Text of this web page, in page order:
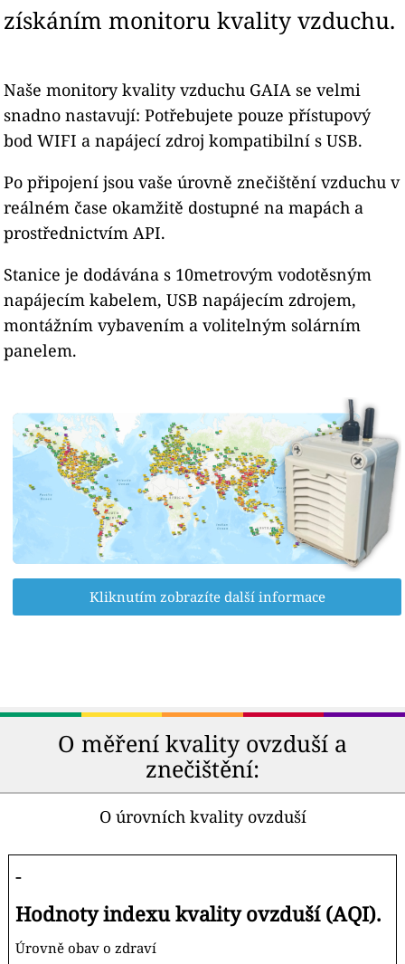
získáním monitoru kvality vzduchu.
Naše monitory kvality vzduchu GAIA se velmi
snadno nastavují: Potřebujete pouze přístupový
bod WIFI a napájecí zdroj kompatibilní s USB.
Po připojení jsou vaše úrovně znečištění vzduchu v
reálném čase okamžitě dostupné na mapách a
prostřednictvím API.
Stanice je dodávána s 10metrovým vodotěsným
napájecím kabelem, USB napájecím zdrojem,
montážním vybavením a volitelným solárním
panelem.
Kliknutím zobrazíte další informace
O měření kvality ovzduší a
znečištění:
O úrovních kvality ovzduší
-
Hodnoty indexu kvality ovzduší (AQI).
Úrovně obav o zdraví